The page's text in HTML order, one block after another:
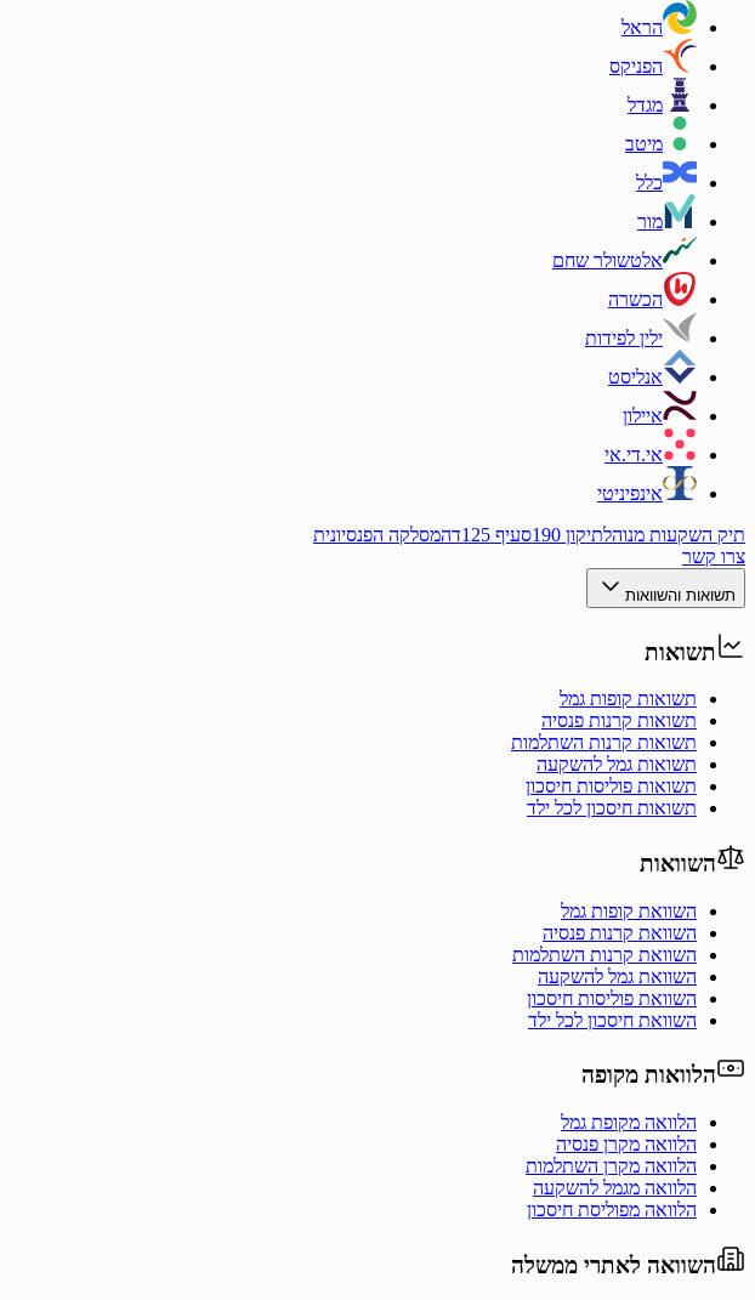
הראל
הפניקס
מגדל
מיטב
כלל
מור
אלטשולר שחם
הכשרה
ילין לפידות
אנליסט
איילון
אי.די.אי
אינפיניטי
תיק השקעות מנוהלתיקון 190 סעיף 125ד
המסלקה הפנסיונית
צרו קשר
תשואות והשוואות
תשואות
תשואות קופות גמל
תשואות קרנות פנסיה
תשואות קרנות השתלמות
תשואות גמל להשקעה
תשואות פוליסות חיסכון
תשואות חיסכון לכל ילד
השוואות
השוואת קופות גמל
השוואת קרנות פנסיה
השוואת קרנות השתלמות
השוואת גמל להשקעה
השוואת פוליסות חיסכון
השוואת חיסכון לכל ילד
הלוואות מקופה
הלוואה מקופת גמל
הלוואה מקרן פנסיה
הלוואה מקרן השתלמות
הלוואה מגמל להשקעה
הלוואה מפוליסת חיסכון
השוואה לאתרי ממשלה